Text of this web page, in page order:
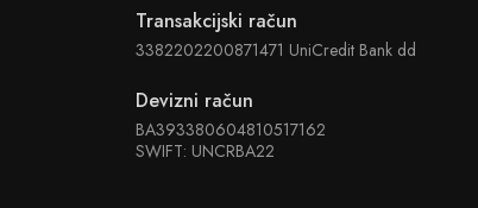
Transakcijski račun
3382202200871471 UniCredit Bank dd
Devizni račun
BA393380604810517162
SWIFT: UNCRBA22